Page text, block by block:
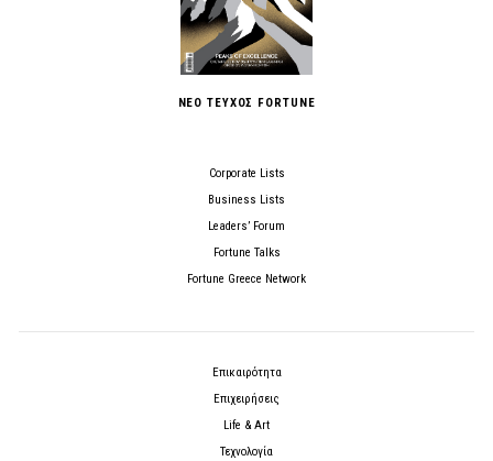
ΝΕΟ ΤΕΥΧΟΣ FORTUNE
Corporate Lists
Business Lists
Leaders’ Forum
Fortune Talks
Fortune Greece Network
Επικαιρότητα
Επιχειρήσεις
Life & Art
Τεχνολογία